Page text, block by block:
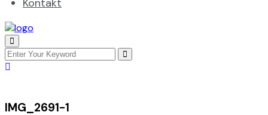
Kontakt
IMG_2691-1